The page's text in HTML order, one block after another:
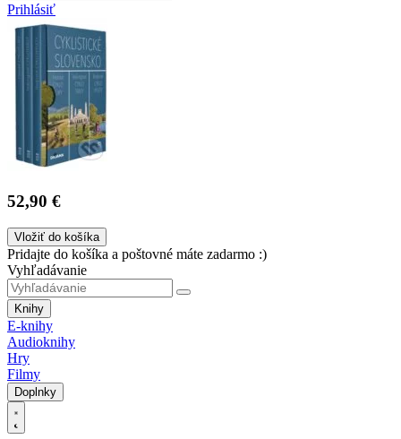
Prihlásiť
52,90 €
Vložiť do košíka
Pridajte do košíka a poštovné máte zadarmo :)
Vyhľadávanie
Knihy
E-knihy
Audioknihy
Hry
Filmy
Doplnky